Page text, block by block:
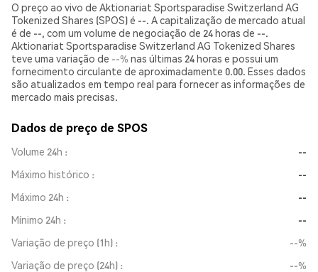
O preço ao vivo de Aktionariat Sportsparadise Switzerland AG
Tokenized Shares (SPOS) é --. A capitalização de mercado atual
é de --, com um volume de negociação de 24 horas de --.
Aktionariat Sportsparadise Switzerland AG Tokenized Shares
teve uma variação de --% nas últimas 24 horas e possui um
fornecimento circulante de aproximadamente 0.00. Esses dados
são atualizados em tempo real para fornecer as informações de
mercado mais precisas.
Dados de preço de SPOS
Volume 24h
--
Máximo histórico
--
Máximo 24h
--
Mínimo 24h
--
Variação de preço (1h)
--%
Variação de preço (24h)
--%